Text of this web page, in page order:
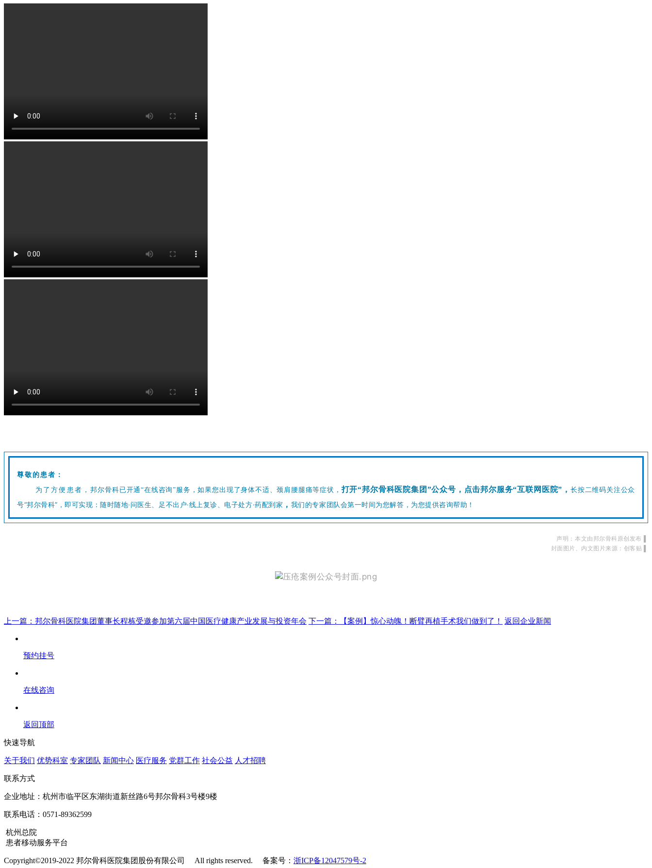
尊敬的患者：
为了方便患者，邦尔骨科已开通“在线咨询”服务，如果您出现了身体不适、颈肩腰腿痛等症状，打开“邦尔骨科医院集团”公众号，点击邦尔服务“互联网医院” ， 长按二维码关注公众
号“邦尔骨科”，即可实现：随时随地·问医生、足不出户·线上复诊、电子处方·药配到家 ， 我们的专家团队会第一时间为您解答，为您提供咨询帮助！
声明：本文由邦尔骨科原创发布
封面图片、内文图片来源：创客贴
上一篇： 邦尔骨科医院集团董事长程栋受邀参加第六届中国医疗健康产业发展与投资年会 下一篇： 【案例】惊心动魄！断臂再植手术我们做到了！ 返回企业新闻
预约挂号
在线咨询
返回顶部
快速导航
关于我们 优势科室 专家团队 新闻中心 医疗服务 党群工作 社会公益 人才招聘
联系方式
企业地址：杭州市临平区东湖街道新丝路6号邦尔骨科3号楼9楼
联系电话：0571-89362599
杭州总院
患者移动服务平台
Copyright©2019-2022 邦尔骨科医院集团股份有限公司 All rights reserved. 备案号： 浙ICP备12047579号-2